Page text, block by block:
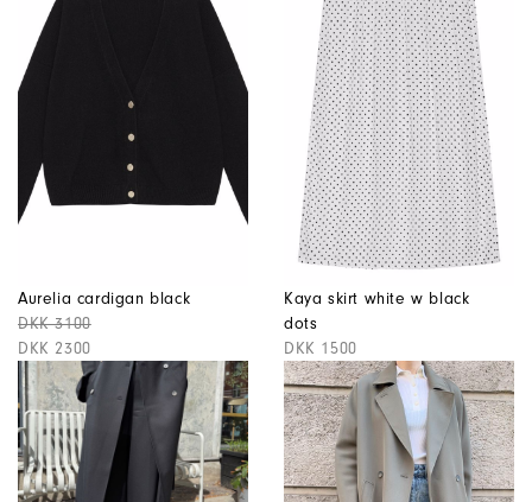
Aurelia cardigan black
DKK 3100
DKK 2300
Kaya skirt white w black
dots
DKK 1500